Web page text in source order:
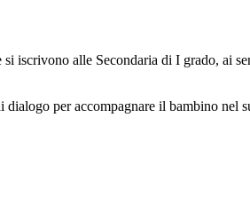
iscrivono alle Secondaria di I grado, ai
per accompagnare il bambino nel